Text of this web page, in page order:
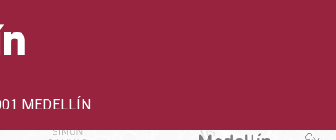
MEDELLÍN